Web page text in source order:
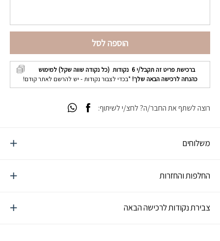
הוספה לסל
ברכישת פריט זה תקבל/י6 נקודות (כל נקודה שווה שקל) למימוש
כהנחה לרכישה הבאה שלך! *בכדי לצבור נקודות - יש להרשם לאתר קודם!
משלוחים
החלפות והחזרות
צבירת נקודות לרכישה הבאה
רוצה לשתף את החבר/ה? לחצ/י לשיתוף: